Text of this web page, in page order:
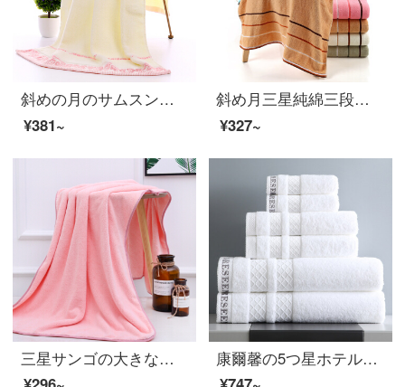
斜めの月のサムスンの全綿の祥雲のバスタオルは増大して厚いカップルの金のバスタオルをプラスします。
¥381~
斜め月三星純綿三段バスタオル大人カップル用バスタオルに身巾を巻いて快適で柔らかい70*140 cmカレー色のバスタオル三段
¥327~
三星サンゴの大きなバスタオル大人男女厚いバスタオル柔らかで快適な70*140 cmピンクサンゴのバスタオル
康爾馨の5つ星ホテルの純綿の大きいバスタオルの全綿は強く水を吸い込んで柔らかくて肌に親しむ大人の男女の通用する厚いバスタオルの白色の700 g 150*80 cmをプラスします。